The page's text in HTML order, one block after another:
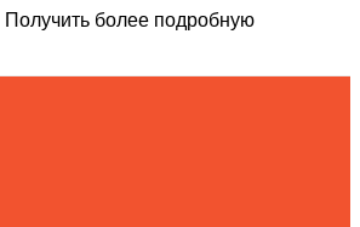
более подробную